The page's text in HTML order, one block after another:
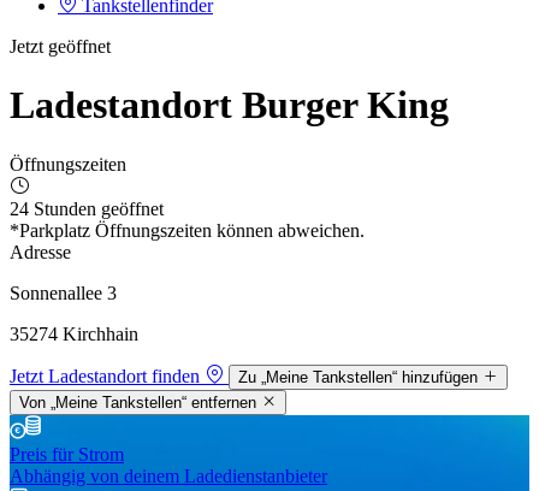
Tankstellenfinder
Jetzt geöffnet
Ladestandort Burger King
Öffnungszeiten
24 Stunden geöffnet
*Parkplatz Öffnungszeiten können abweichen.
Adresse
Sonnenallee 3
35274 Kirchhain
Jetzt Ladestandort finden
Zu „Meine Tankstellen“ hinzufügen
Von „Meine Tankstellen“ entfernen
Preis für Strom
Abhängig von deinem Ladedienstanbieter